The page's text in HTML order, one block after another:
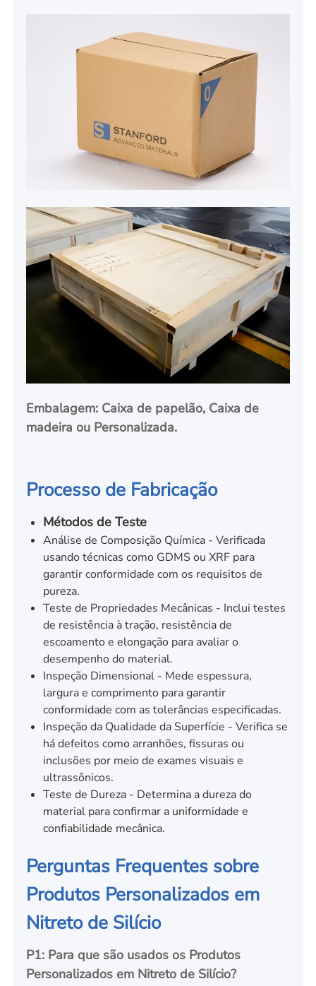
Embalagem: Caixa de papelão, Caixa de
madeira ou Personalizada.
Processo de Fabricação
Métodos de Teste
Análise de Composição Química - Verificada
usando técnicas como GDMS ou XRF para
garantir conformidade com os requisitos de
pureza.
Teste de Propriedades Mecânicas - Inclui testes
de resistência à tração, resistência de
escoamento e elongação para avaliar o
desempenho do material.
Inspeção Dimensional - Mede espessura,
largura e comprimento para garantir
conformidade com as tolerâncias especificadas.
Inspeção da Qualidade da Superfície - Verifica se
há defeitos como arranhões, fissuras ou
inclusões por meio de exames visuais e
ultrassônicos.
Teste de Dureza - Determina a dureza do
material para confirmar a uniformidade e
confiabilidade mecânica.
Perguntas Frequentes sobre
Produtos Personalizados em
Nitreto de Silício
P1: Para que são usados os Produtos
Personalizados em Nitreto de Silício?